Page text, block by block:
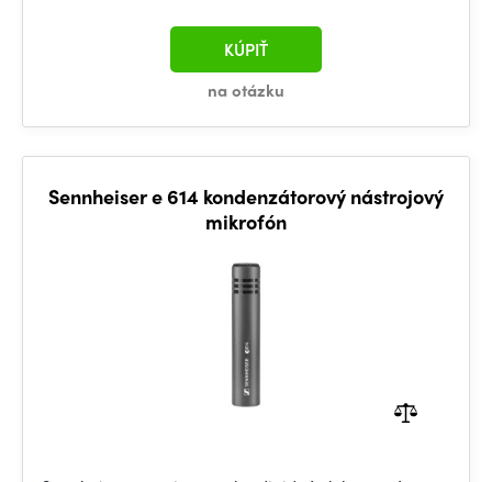
na otázku
KÚPIŤ
Sennheiser e 614 kondenzátorový nástrojový
mikrofón